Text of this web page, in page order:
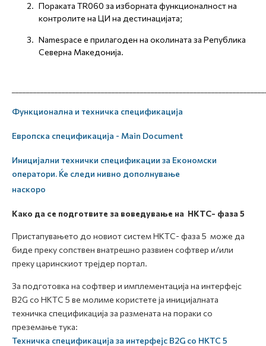
Пораката TR060 за изборната функционалност на
контролите на ЦИ на дестинацијата;
Namespace е прилагоден на околината за Република
Северна Македонија.
Функционална и техничка спецификација
Европска спецификација - Main Document
Иницијални технички спецификации за Економски
оператори. Ќе следи нивно дополнување
наскоро
Како да се подготвите за воведување на НКТС- фаза 5
Пристапувањето до новиот систем НКТС- фаза 5 може да
биде преку сопствен внатрешно развиен софтвер и/или
преку царинскиот трејдер портал.
За подготовка на софтвер и имплементација на интерфејс
B2G со НКТС 5 ве молиме користете ја иницијалната
техничка спецификација за размената на пораки со
преземање тука:
Техничка спецификација за интерфејс B2G со НКТС 5